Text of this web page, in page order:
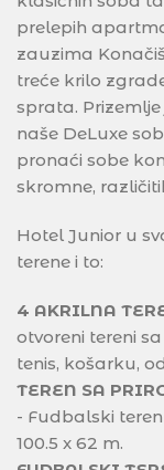
prelepih
zauzima
treće krilo
sprata.
naše DeLuxe
pronaći sobe
skromne,
Hotel Junior u
terene i to:
4 AKRILNA
otvoreni tereni
tenis, košarku,
TEREN SA
- Fudbalski
100.5 x 62 m.